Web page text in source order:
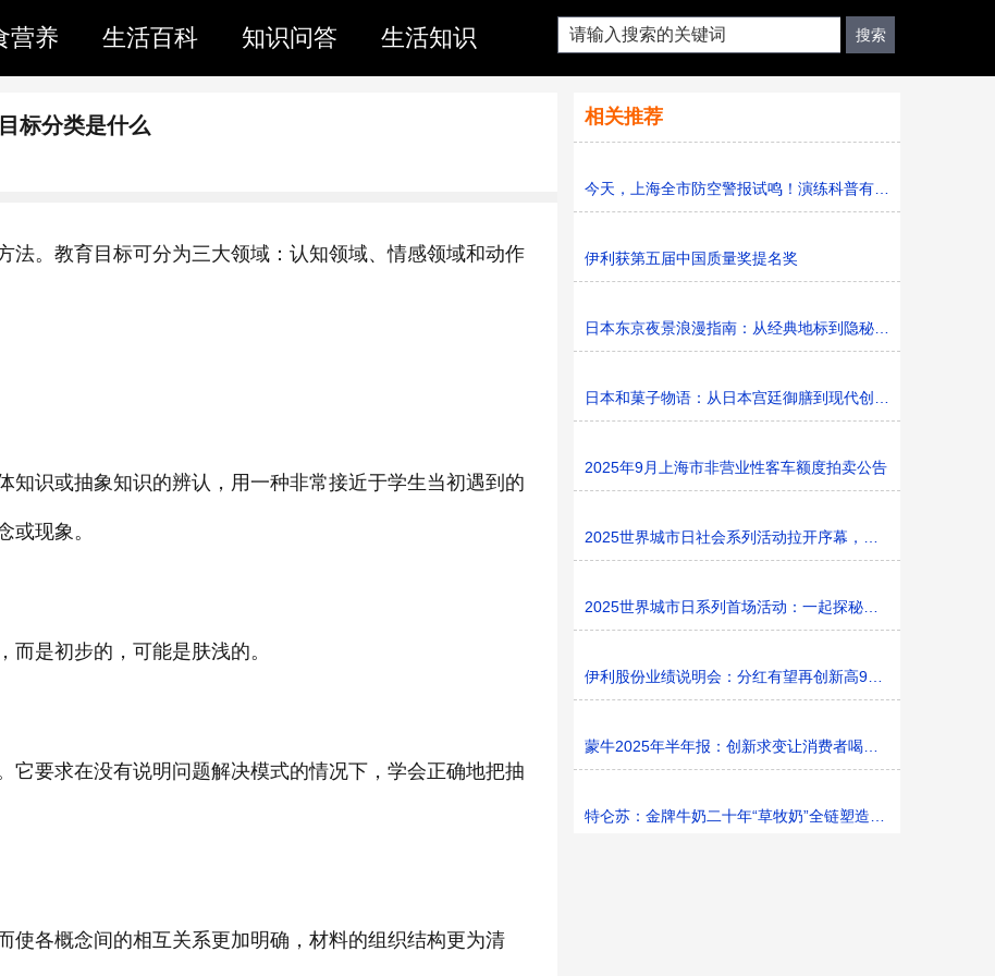
营养 生活百科 知识问答 生活知识
标分类是什么
法。教育目标可分为三大领域：认知领域、情感领域和动作
知识或抽象知识的辨认，用一种非常接近于学生当初遇到的
或现象。
是初步的，可能是肤浅的。
它要求在没有说明问题解决模式的情况下，学会正确地把抽
使各概念间的相互关系更加明确，材料的组织结构更为清
相关推荐
今天，上海全市防空警报试鸣！演练科普有序进行，人防意
伊利获第五届中国质量奖提名奖
日本东京夜景浪漫指南：从经典地标到隐秘胜地
日本和菓子物语：从日本宫廷御膳到现代创新的甜蜜传承
2025年9月上海市非营业性客车额度拍卖公告
2025世界城市日社会系列活动拉开序幕，探寻社区花园里的
2025世界城市日系列首场活动：一起探秘家门口的“魔法花园”
伊利股份业绩说明会：分红有望再创新高9%利润率目标不变
蒙牛2025年半年报：创新求变让消费者喝上奶、喝好奶、喝
特仑苏：金牌牛奶二十年“草牧奶”全链塑造有机新矩阵